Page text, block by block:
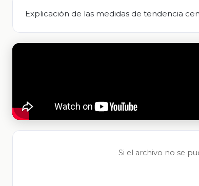
Explicación de las medidas de tendencia
Si el archivo no se